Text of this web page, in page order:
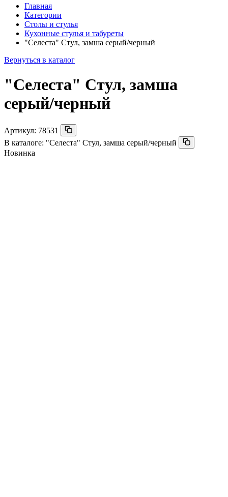
Главная
Категории
Столы и стулья
Кухонные стулья и табуреты
"Селеста" Стул, замша серый/черный
Вернуться в каталог
"Селеста" Стул, замша
серый/черный
Артикул: 78531
В каталоге: "Селеста" Стул, замша серый/черный
Новинка